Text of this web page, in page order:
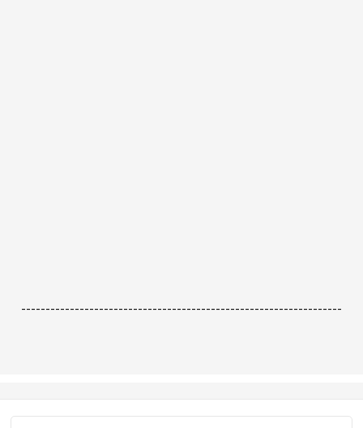
------------------------------------------------------------------